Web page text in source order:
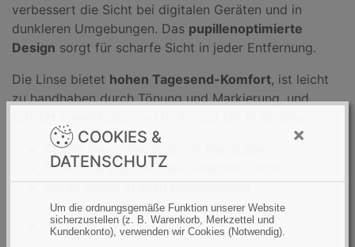
COOKIES &
DATENSCHUTZ
×
Um die ordnungsgemäße Funktion unserer Website
sicherzustellen (z. B. Warenkorb, Merkzettel und
Kundenkonto), verwenden wir Cookies (Notwendig).
verbessert die Sicht bei digitalen Geräten und in
dunkleren Umgebungen. Das pupillenoptimierte
Design sorgt für scharfe Sicht in jeder Entfernung.
Die Linse bietet hohen Tagesend-Komfort, ist leicht
zu handhaben durch Tönung und Markierung, und
Stabile Feuchtigkeit durch TearStable™
60 % Filterung von blau-violettem Licht
Klares Sehen in allen Entfernungen
Geeignet für Bildschirmarbeit
Höchster UV-Schutz